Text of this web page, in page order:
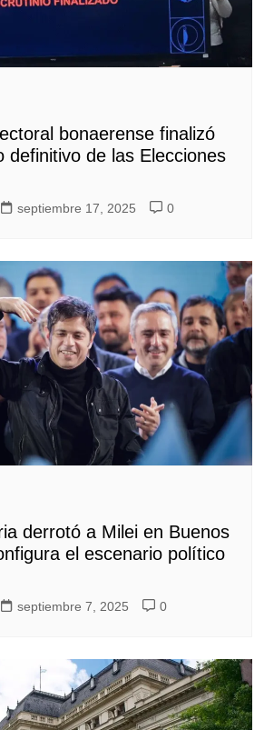
bonaerense finalizó
definitivo de las Elecciones
septiembre 17, 2025 0
derrotó a Milei en Buenos
el escenario político
septiembre 7, 2025 0